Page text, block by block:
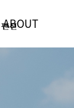
ABOUT